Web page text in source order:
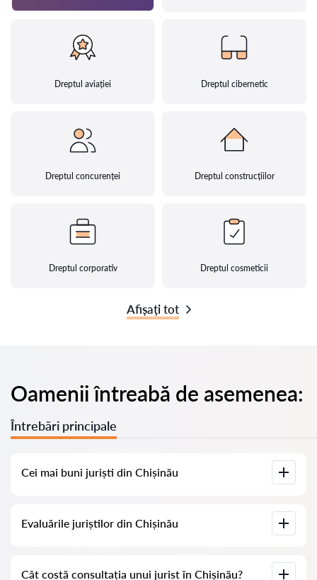
Dreptul aviației Dreptul cibernetic
Dreptul concurenței Dreptul construcțiilor
Dreptul corporativ Dreptul cosmeticii
Afișați tot
Oamenii întreabă de asemenea:
Întrebări principale
Cei mai buni juriști din Chișinău
informații complete. Prețuri, evaluări, numere de telefon și
Evaluările juriștilor din Chișinău
ștergem evaluările negative și nu există posibilitatea de a le
Cât costă consultația unui jurist în Chișinău?